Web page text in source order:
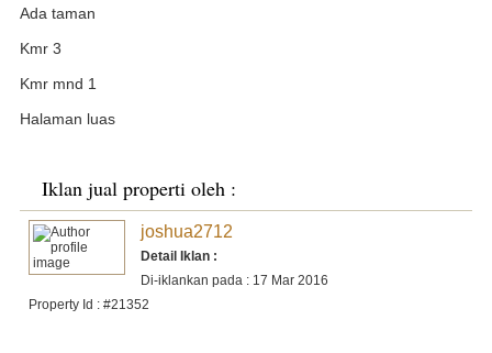
Ada taman
Kmr 3
Kmr mnd 1
Halaman luas
Iklan jual properti oleh :
joshua2712
Detail Iklan :
Di-iklankan pada : 17 Mar 2016
Property Id : #21352